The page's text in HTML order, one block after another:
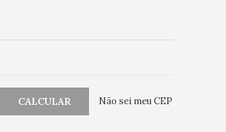
Não sei meu CEP